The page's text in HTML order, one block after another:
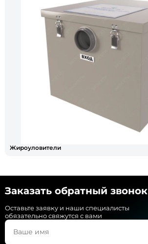
Жироуловители
Заказать обратный звонок
Оставьте заявку и наши специалисты
обязательно свяжутся с вами